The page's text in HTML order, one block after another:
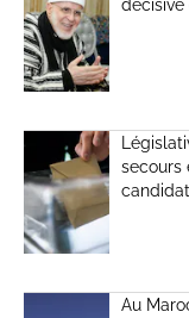
secours
Au